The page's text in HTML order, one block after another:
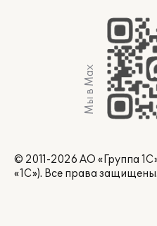
Мы в Max
© 2011-2026 АО «Группа
«1С»). Все права защищены.